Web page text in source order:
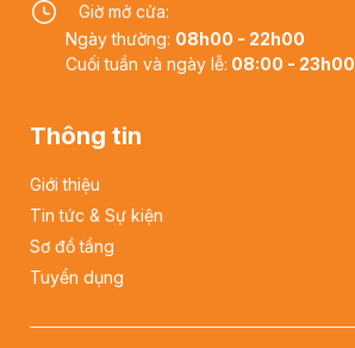
Giờ mở cửa:
Ngày thường: 08h00 - 22h00
Cuối tuần và ngày lễ: 08:00 - 23h00
Thông tin
Giới thiệu
Tin tức & Sự kiện
Sơ đồ tầng
Tuyển dụng